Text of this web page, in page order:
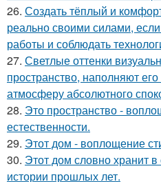
26. Создать тёплый и
реально своими силами,
работы и соблюдать
27. Светлые оттенки
пространство, наполняют
атмосферу абсолютного
28. Это пространство -
естественности.
29. Этот дом - воплощение
30. Этот дом словно хранит
истории прошлых лет.